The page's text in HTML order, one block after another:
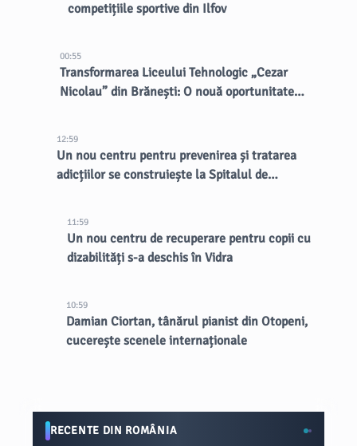
competițiile sportive din Ilfov
00:55
Transformarea Liceului Tehnologic „Cezar
Nicolau” din Brănești: O nouă oportunitate
12:59
Un nou centru pentru prevenirea și tratarea
adicțiilor se construiește la Spitalul de
11:59
Un nou centru de recuperare pentru copii cu
dizabilități s-a deschis în Vidra
10:59
Damian Ciortan, tânărul pianist din Otopeni,
cucerește scenele internaționale
RECENTE DIN ROMÂNIA